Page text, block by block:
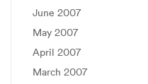
June 2007
May 2007
April 2007
March 2007